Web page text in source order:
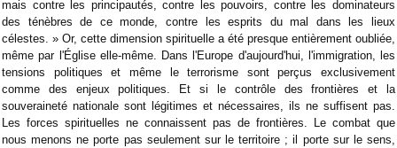
mais contre les principautés, contre les pouvoirs, contre les dominateurs
des ténèbres de ce monde, contre les esprits du mal dans les lieux
célestes. » Or, cette dimension spirituelle a été presque entièrement oubliée,
même par l'Église elle-même. Dans l'Europe d'aujourd'hui, l'immigration, les
tensions politiques et même le terrorisme sont perçus exclusivement
comme des enjeux politiques. Et si le contrôle des frontières et la
souveraineté nationale sont légitimes et nécessaires, ils ne suffisent pas.
Les forces spirituelles ne connaissent pas de frontières. Le combat que
nous menons ne porte pas seulement sur le territoire ; il porte sur le sens,